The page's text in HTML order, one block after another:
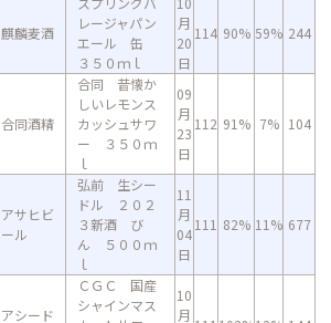
麒麟麦酒
レージャパン
エール 缶
３５０ｍｌ
月
20
日
114 90% 59% 244
合同酒精
合同 昔懐か
しいレモンス
カッシュサワ
ー ３５０ｍ
ｌ
09
月
23
日
112 91% 7% 104
アサヒビ
ール
弘前 生シー
ドル ２０２
３新酒 び
ん ５００ｍ
ｌ
11
月
04
日
111 82% 11% 677
アシード
ＣＧＣ 国産
シャインマス
10
月